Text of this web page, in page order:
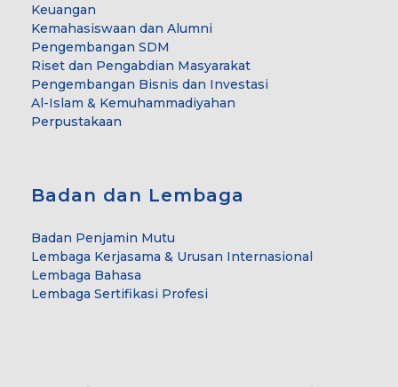
Keuangan
Kemahasiswaan dan Alumni
Pengembangan SDM
Riset dan Pengabdian Masyarakat
Pengembangan Bisnis dan Investasi
Al-Islam & Kemuhammadiyahan
Perpustakaan
Badan dan Lembaga
Badan Penjamin Mutu
Lembaga Kerjasama & Urusan Internasional
Lembaga Bahasa
Lembaga Sertifikasi Profesi